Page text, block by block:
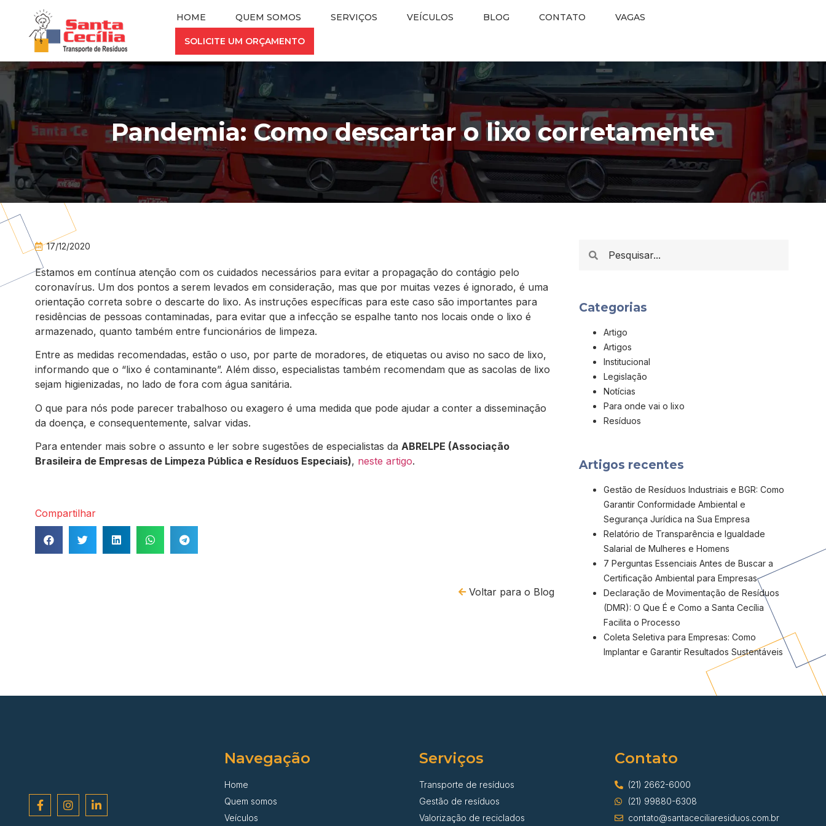
HOME QUEM SOMOS SERVIÇOS VEÍCULOS BLOG CONTATO VAGAS
SOLICITE UM ORÇAMENTO
Pandemia: Como descartar o lixo corretamente
17/12/2020
Estamos em contínua atenção com os cuidados necessários para evitar a propagação do contágio pelo
coronavírus. Um dos pontos a serem levados em consideração, mas que por muitas vezes é ignorado, é uma
orientação correta sobre o descarte do lixo. As instruções específicas para este caso são importantes para
residências de pessoas contaminadas, para evitar que a infecção se espalhe tanto nos locais onde o lixo é
armazenado, quanto também entre funcionários de limpeza.
Entre as medidas recomendadas, estão o uso, por parte de moradores, de etiquetas ou aviso no saco de lixo,
informando que o “lixo é contaminante”. Além disso, especialistas também recomendam que as sacolas de lixo
sejam higienizadas, no lado de fora com água sanitária.
O que para nós pode parecer trabalhoso ou exagero é uma medida que pode ajudar a conter a disseminação
da doença, e consequentemente, salvar vidas.
Para entender mais sobre o assunto e ler sobre sugestões de especialistas da ABRELPE (Associação
Brasileira de Empresas de Limpeza Pública e Resíduos Especiais), neste artigo.
Compartilhar
Voltar para o Blog
Categorias
Artigo
Artigos
Institucional
Legislação
Notícias
Para onde vai o lixo
Resíduos
Artigos recentes
Gestão de Resíduos Industriais e BGR: Como
Garantir Conformidade Ambiental e
Segurança Jurídica na Sua Empresa
Relatório de Transparência e Igualdade
Salarial de Mulheres e Homens
7 Perguntas Essenciais Antes de Buscar a
Certificação Ambiental para Empresas
Declaração de Movimentação de Resíduos
(DMR): O Que É e Como a Santa Cecília
Facilita o Processo
Coleta Seletiva para Empresas: Como
Implantar e Garantir Resultados Sustentáveis
Navegação
Home
Quem somos
Veículos
Serviços
Transporte de resíduos
Gestão de resíduos
Valorização de reciclados
Contato
(21) 2662-6000
(21) 99880-6308
contato@santaceciliaresiduos.com.br